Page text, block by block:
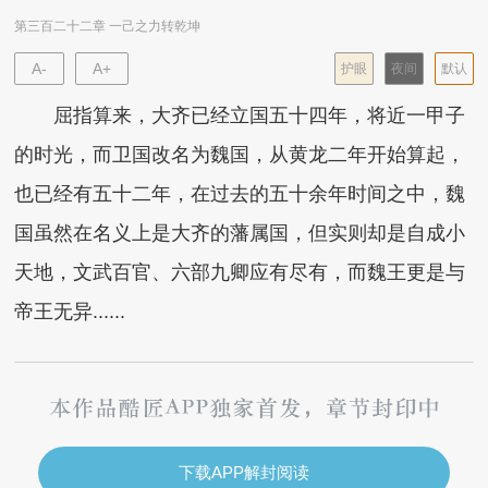
第三百二十二章 一己之力转乾坤
A- A+ 默认
夜间
护眼
屈指算来，大齐已经立国五十四年，将近一甲子
的时光，而卫国改名为魏国，从黄龙二年开始算起，
也已经有五十二年，在过去的五十余年时间之中，魏
国虽然在名义上是大齐的藩属国，但实则却是自成小
天地，文武百官、六部九卿应有尽有，而魏王更是与
帝王无异......
下载APP解封阅读